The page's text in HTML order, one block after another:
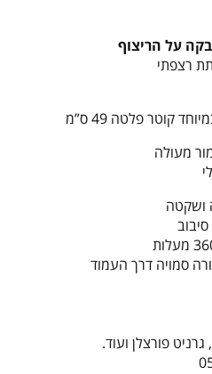
על הריצוף
רצפתי
קוטר פלטה 49 ס”מ
מעולה
ושקטה
סמויה דרך העמוד
פורצלן ועוד.